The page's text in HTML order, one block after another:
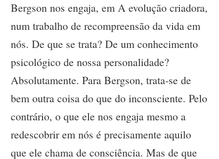
Bergson nos engaja, em A evolução criadora,
num trabalho de recompreensão da vida em
nós. De que se trata? De um conhecimento
psicológico de nossa personalidade?
Absolutamente. Para Bergson, trata-se de
bem outra coisa do que do inconsciente. Pelo
contrário, o que ele nos engaja mesmo a
redescobrir em nós é precisamente aquilo
que ele chama de consciência. Mas de que